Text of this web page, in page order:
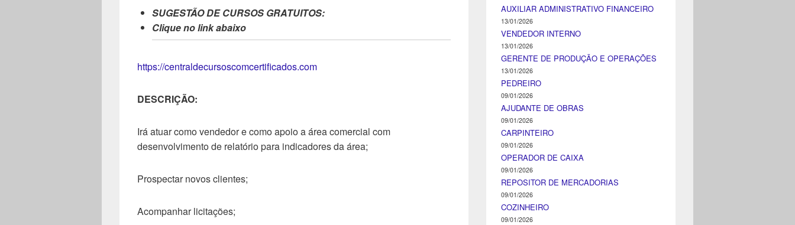
SUGESTÃO DE CURSOS GRATUITOS:
Clique no link abaixo
https://centraldecursoscomcertificados.com
DESCRIÇÃO:
Irá atuar como vendedor e como apoio a área comercial com
desenvolvimento de relatório para indicadores da área;
Prospectar novos clientes;
Acompanhar licitações;
AUXILIAR ADMINISTRATIVO FINANCEIRO
13/01/2026
VENDEDOR INTERNO
13/01/2026
GERENTE DE PRODUÇÃO E OPERAÇÕES
13/01/2026
PEDREIRO
09/01/2026
AJUDANTE DE OBRAS
09/01/2026
CARPINTEIRO
09/01/2026
OPERADOR DE CAIXA
09/01/2026
REPOSITOR DE MERCADORIAS
09/01/2026
COZINHEIRO
09/01/2026